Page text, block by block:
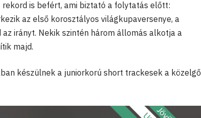
rekord is befért, ami biztató a folytatás előtt:
az első korosztályos világkupaversenye, a
irányt. Nekik szintén három állomás alkotja a
majd.
készülnek a juniorkorú short trackesek a közelgő